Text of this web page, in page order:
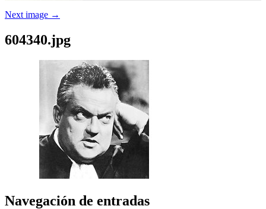
Next image →
604340.jpg
Navegación de entradas